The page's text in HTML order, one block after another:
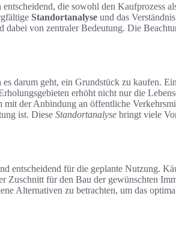
die sowohl den Kaufprozess
Standortanalyse und das
von zentraler Bedeutung. Die
darum geht, ein Grundstück zu kaufen.
erhöht nicht nur die
der Anbindung an öffentliche
ist. Diese Standortanalyse bringt viele
entscheidend für die geplante Nutzung.
Zuschnitt für den Bau der gewünschten
Alternativen zu betrachten, um das